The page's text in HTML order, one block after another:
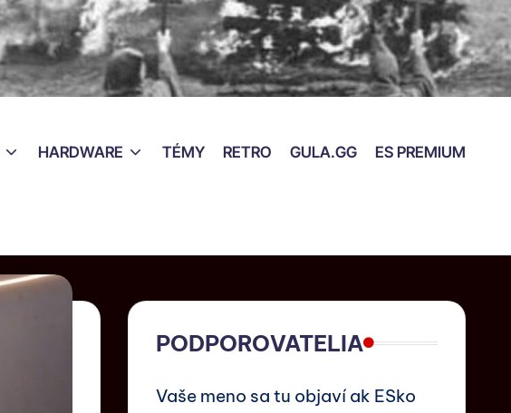
HARDWARE TÉMY RETRO GULA.GG ES PREMIUM
PODPOROVATELIA
Vaše meno sa tu objaví ak ESko